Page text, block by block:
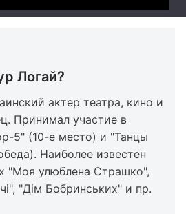
Логай?
актер театра, кино и
Принимал участие в
5" (10-е место) и "Танцы
Наиболее известен
"Моя улюблена Страшко",
"Дім Бобринських" и пр.